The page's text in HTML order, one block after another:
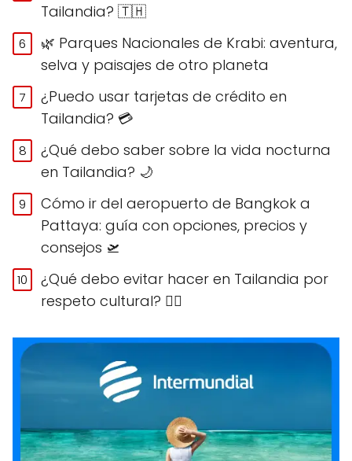
Tailandia? 🇹🇭
🌿 Parques Nacionales de Krabi: aventura,
selva y paisajes de otro planeta
¿Puedo usar tarjetas de crédito en
Tailandia? 💳
¿Qué debo saber sobre la vida nocturna
en Tailandia? 🌙
Cómo ir del aeropuerto de Bangkok a
Pattaya: guía con opciones, precios y
consejos 🛫
¿Qué debo evitar hacer en Tailandia por
respeto cultural? 🙅‍♀️